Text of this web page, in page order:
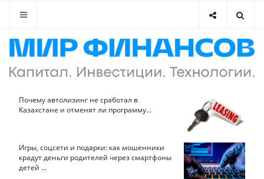
Почему автолизинг не сработал в
Казахстане и отменят ли программу...
Игры, соцсети и подарки: как мошенники
крадут деньги родителей через смартфоны
детей ...